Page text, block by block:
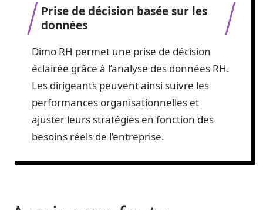
de rationaliser les processus
administratifs. En automatisant les tâches
répétitives, les équipes peuvent se
concentrer sur des missions à plus forte
valeur ajoutée, contribuant ainsi à une
meilleure productivité.
Prise de décision basée sur les
données